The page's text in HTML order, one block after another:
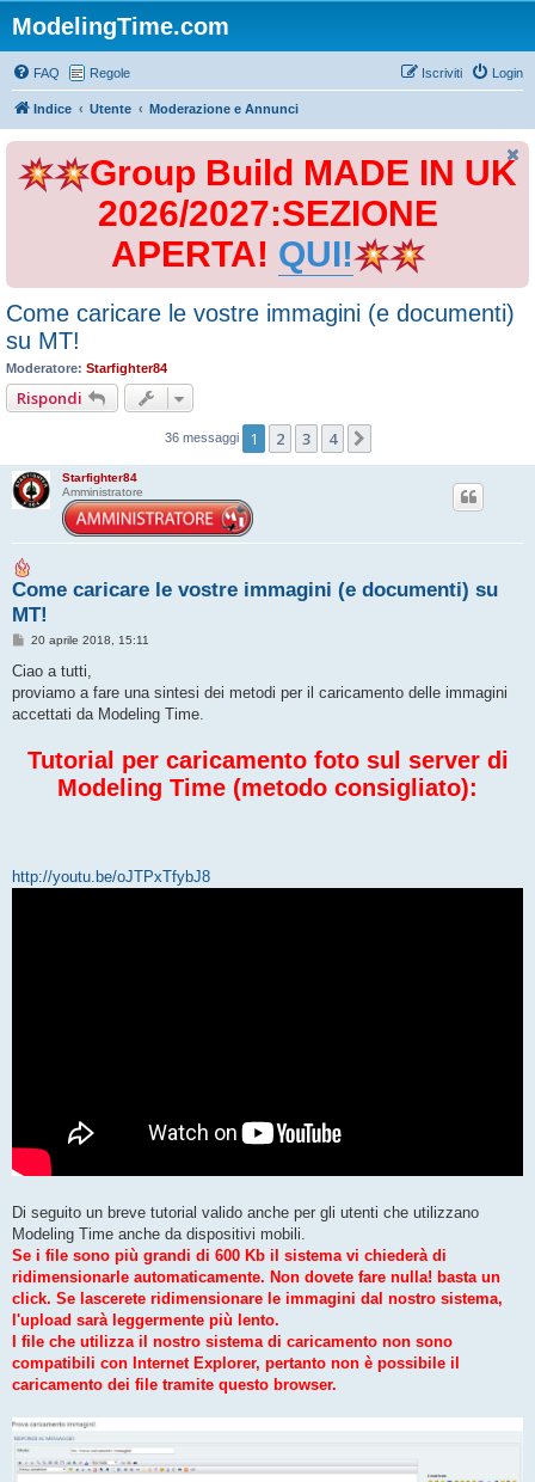
ModelingTime.com
FAQ Regole Login
Iscriviti
Indice Utente Moderazione e Annunci
Group Build MADE IN UK
2026/2027:SEZIONE
APERTA! QUI!
Come caricare le vostre immagini (e documenti)
su MT!
Moderatore: Starfighter84
Rispondi
36 messaggi 1 2 3 4
Starfighter84
Amministratore
Come caricare le vostre immagini (e documenti) su
MT!
M
s
a
g
o
20 aprile 2018, 15:11
Ciao a tutti,
proviamo a fare una sintesi dei metodi per il caricamento delle immagini
accettati da Modeling Time.
Tutorial per caricamento foto sul server di
Modeling Time (metodo consigliato):
http://youtu.be/oJTPxTfybJ8
Di seguito un breve tutorial valido anche per gli utenti che utilizzano
Modeling Time anche da dispositivi mobili.
Se i file sono più grandi di 600 Kb il sistema vi chiederà di
ridimensionarle automaticamente. Non dovete fare nulla! basta un
click. Se lascerete ridimensionare le immagini dal nostro sistema,
l'upload sarà leggermente più lento.
I file che utilizza il nostro sistema di caricamento non sono
compatibili con Internet Explorer, pertanto non è possibile il
caricamento dei file tramite questo browser.